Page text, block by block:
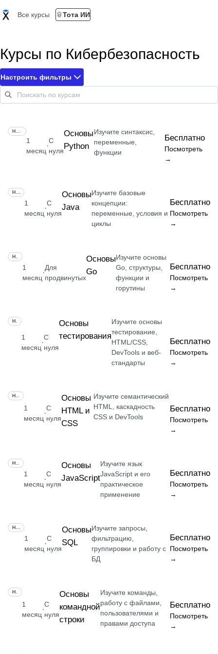
Все курсы Тота ИИ
Курсы по Кибербезопасность
Настроить фильтры
1
месяц
·
С
нуля
Основы
Python
Изучите синтаксис,
переменные,
функции
Бесплатно
Посмотреть
→
1
месяц
·
С
нуля
Основы
Java
Изучите базовые
концепции:
переменные, условия и
циклы
Бесплатно
Посмотреть
→
1
месяц
·
Для
продвинутых
Основы
Go
Изучите основы
Go, структуры,
функции и
горутины
Бесплатно
Посмотреть
→
НАВЫК
1
месяц
·
С
нуля
Основы
тестирования
Изучите основы
тестирование,
HTML/CSS,
DevTools и веб-
стандарты
Бесплатно
Посмотреть
→
1
месяц
·
С
нуля
Основы
HTML и
CSS
Изучите семантический
HTML, каскадность
CSS и DevTools
Бесплатно
Посмотреть
→
1
месяц
·
С
нуля
Основы
JavaScript
Изучите язык
JavaScript и его
практическое
применение
Бесплатно
Посмотреть
→
1
месяц
·
С
нуля
Основы
SQL
Изучите запросы,
фильтрацию,
группировки и работу с
БД
Бесплатно
Посмотреть
→
1
месяц
·
С
нуля
Основы
командной
строки
Изучите команды,
работу с файлами,
пользователями и
правами доступа
Бесплатно
Посмотреть
→